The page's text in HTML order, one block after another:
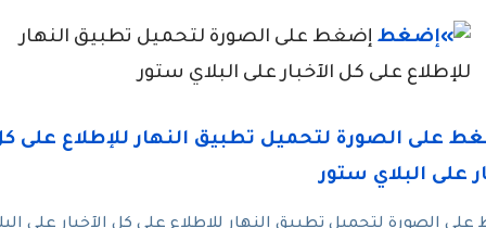
إضغط على الصورة لتحميل تطبيق النهار
للإطلاع على كل الآخبار على البلاي ستور
الصورة لتحميل تطبيق النهار للإطلاع على كل الآخبار على